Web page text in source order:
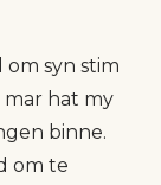
om syn stim
mar hat my
binne.
om te